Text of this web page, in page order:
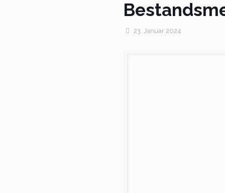
23. Januar 2024